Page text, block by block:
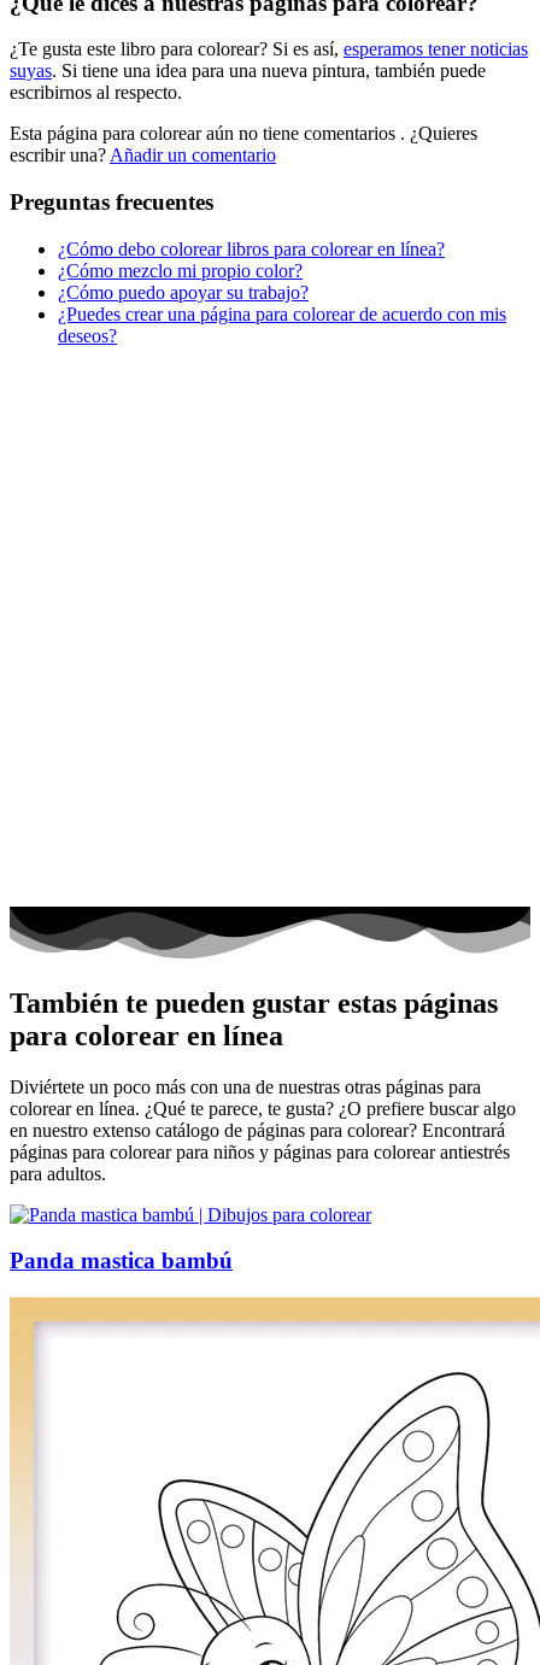
Libros para colorear para niños
Nezaradené
Sin categorizar
¿Te gusta este libro para colorear? Si es así, esperamos tener noticias
suyas. Si tiene una idea para una nueva pintura, también puede
escribirnos al respecto.
Esta página para colorear aún no tiene comentarios . ¿Quieres
escribir una? Añadir un comentario
Preguntas frecuentes
¿Cómo debo colorear libros para colorear en línea?
¿Cómo mezclo mi propio color?
¿Cómo puedo apoyar su trabajo?
¿Puedes crear una página para colorear de acuerdo con mis
deseos?
También te pueden gustar estas páginas
para colorear en línea
Diviértete un poco más con una de nuestras otras páginas para
colorear en línea. ¿Qué te parece, te gusta? ¿O prefiere buscar algo
en nuestro extenso catálogo de páginas para colorear? Encontrará
páginas para colorear para niños y páginas para colorear antiestrés
para adultos.
Panda mastica bambú